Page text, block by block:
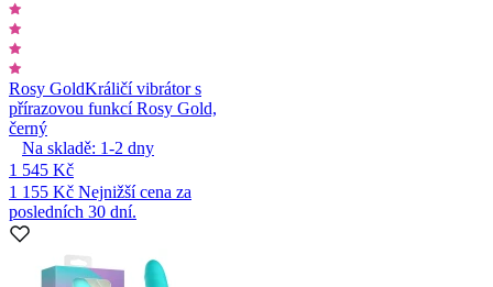
Rosy GoldKráličí vibrátor s
přírazovou funkcí Rosy Gold,
černý
Na skladě: 1-2 dny
1 545 Kč
1 155 Kč Nejnižší cena za
posledních 30 dní.